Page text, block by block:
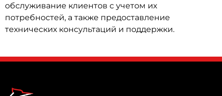
обслуживание клиентов с учетом их
потребностей, а также предоставление
технических консультаций и поддержки.